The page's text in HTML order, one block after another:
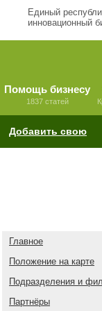
Единый
инновационный
Помощь бизнесу
1837 статей
Добавить свою
Главное
Положение на карте
Подразделения и
Партнёры